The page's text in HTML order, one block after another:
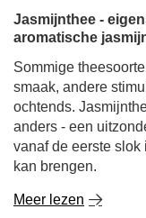
vanaf de eerste slok
kan brengen.
Meer lezen